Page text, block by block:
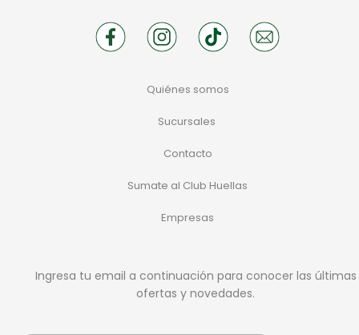
Quiénes somos
Sucursales
Contacto
Sumate al Club Huellas
Empresas
Ingresa tu email a continuación para conocer las últimas
ofertas y novedades.